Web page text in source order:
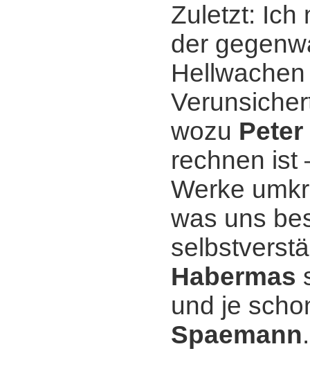
Zuletzt: Ich
der
wozu
rechnen ist
Werke
was uns
Habermas
und je
Spaemann.